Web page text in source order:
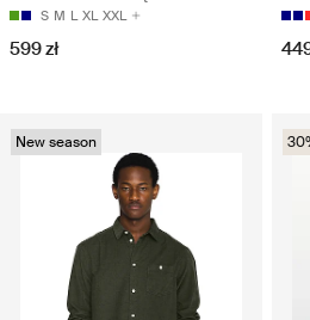
S M L XL XXL
599 zł
New season